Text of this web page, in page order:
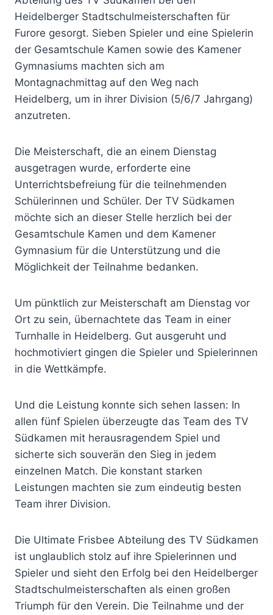
Heidelberger Stadtschulmeisterschaften für
Furore gesorgt. Sieben Spieler und eine Spielerin
der Gesamtschule Kamen sowie des Kamener
Gymnasiums machten sich am
Montagnachmittag auf den Weg nach
Heidelberg, um in ihrer Division (5/6/7 Jahrgang)
anzutreten.
Die Meisterschaft, die an einem Dienstag
ausgetragen wurde, erforderte eine
Unterrichtsbefreiung für die teilnehmenden
Schülerinnen und Schüler. Der TV Südkamen
möchte sich an dieser Stelle herzlich bei der
Gesamtschule Kamen und dem Kamener
Gymnasium für die Unterstützung und die
Möglichkeit der Teilnahme bedanken.
Um pünktlich zur Meisterschaft am Dienstag vor
Ort zu sein, übernachtete das Team in einer
Turnhalle in Heidelberg. Gut ausgeruht und
hochmotiviert gingen die Spieler und Spielerinnen
in die Wettkämpfe.
Und die Leistung konnte sich sehen lassen: In
allen fünf Spielen überzeugte das Team des TV
Südkamen mit herausragendem Spiel und
sicherte sich souverän den Sieg in jedem
einzelnen Match. Die konstant starken
Leistungen machten sie zum eindeutig besten
Team ihrer Division.
Die Ultimate Frisbee Abteilung des TV Südkamen
ist unglaublich stolz auf ihre Spielerinnen und
Spieler und sieht den Erfolg bei den Heidelberger
Stadtschulmeisterschaften als einen großen
Triumph für den Verein. Die Teilnahme und der